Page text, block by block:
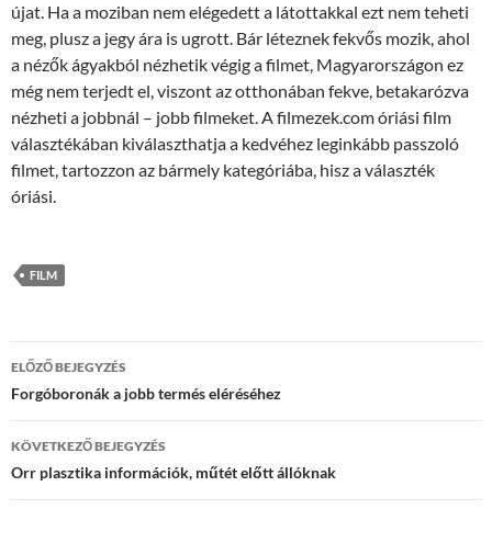
újat. Ha a moziban nem elégedett a látottakkal ezt nem teheti
meg, plusz a jegy ára is ugrott. Bár léteznek fekvős mozik, ahol
a nézők ágyakból nézhetik végig a filmet, Magyarországon ez
még nem terjedt el, viszont az otthonában fekve, betakarózva
nézheti a jobbnál – jobb filmeket. A filmezek.com óriási film
választékában kiválaszthatja a kedvéhez leginkább passzoló
filmet, tartozzon az bármely kategóriába, hisz a választék
óriási.
FILM
Bejegyzés
navigáció
ELŐZŐ BEJEGYZÉS
Forgóboronák a jobb termés eléréséhez
KÖVETKEZŐ BEJEGYZÉS
Orr plasztika információk, műtét előtt állóknak